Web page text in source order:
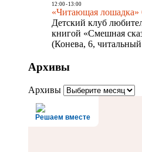
12:00- 13:00
«Читающая лошадка»
Детский клуб
книгой «Смешная
(Конева, 6, читальный
Архивы
Архивы
Решаем вместе